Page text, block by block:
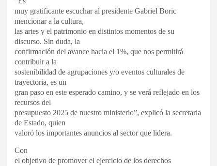
muy gratificante escuchar al presidente Gabriel Boric
mencionar a la cultura,
las artes y el patrimonio en distintos momentos de su
discurso. Sin duda, la
confirmación del avance hacia el 1%, que nos permitirá
contribuir a la
sostenibilidad de agrupaciones y/o eventos culturales de
trayectoria, es un
gran paso en este esperado camino, y se verá reflejado en los
recursos del
presupuesto 2025 de nuestro ministerio”, explicó la secretaria
de Estado, quien
valoró los importantes anuncios al sector que lidera.
Con
el objetivo de promover el ejercicio de los derechos